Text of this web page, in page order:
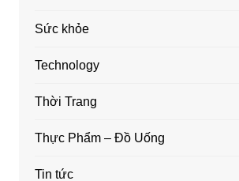
Sức khỏe
Technology
Thời Trang
Thực Phẩm – Đồ Uống
Tin tức